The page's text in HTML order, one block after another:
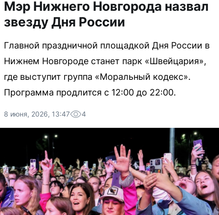
Мэр Нижнего Новгорода назвал
звезду Дня России
Главной праздничной площадкой Дня России в
Нижнем Новгороде станет парк «Швейцария»,
где выступит группа «Моральный кодекс».
Программа продлится с 12:00 до 22:00.
8 июня, 2026, 13:47 4